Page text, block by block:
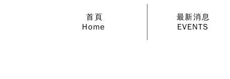
首頁
Home
最新消息
EVENTS